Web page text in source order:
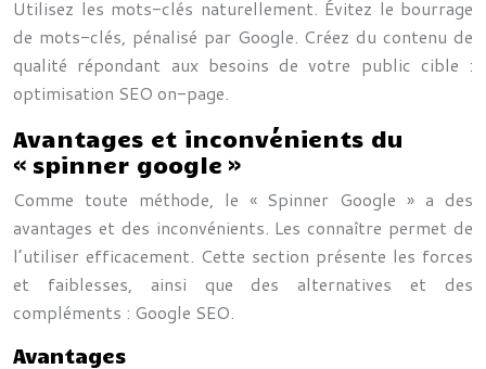
Utilisez les mots-clés naturellement. Évitez le bourrage
de mots-clés, pénalisé par Google. Créez du contenu de
qualité répondant aux besoins de votre public cible :
optimisation SEO on-page.
Avantages et inconvénients du
« spinner google »
Comme toute méthode, le « Spinner Google » a des
avantages et des inconvénients. Les connaître permet de
l’utiliser efficacement. Cette section présente les forces
et faiblesses, ainsi que des alternatives et des
compléments : Google SEO.
Avantages